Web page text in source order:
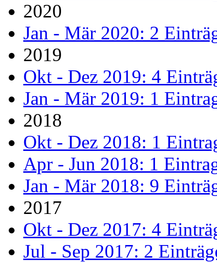
2020
Jan - Mär 2020: 2
2019
Okt - Dez 2019: 4
Jan - Mär 2019: 1
2018
Okt - Dez 2018: 1
Apr - Jun 2018: 1
Jan - Mär 2018: 9
2017
Okt - Dez 2017: 4
Jul - Sep 2017: 2